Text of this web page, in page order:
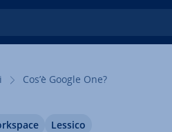
Cos’è Google One?
Lessico